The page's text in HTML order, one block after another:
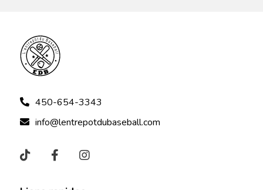
450-654-3343
info@lentrepotdubaseball.com